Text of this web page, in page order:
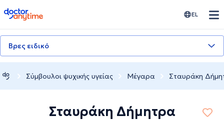
doctoranytime EL
Βρες ειδικό
Σύμβουλοι ψυχικής υγείας Μέγαρα Σταυράκη
Σταυράκη Δήμητρα